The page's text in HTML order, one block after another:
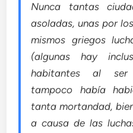
Nunca tantas
asoladas, unas por
mismos griegos
(algunas hay
habitantes al ser
tampoco había
tanta mortandad,
a causa de las